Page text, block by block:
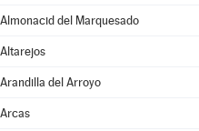
Almonacid del Marquesado
Altarejos
Arandilla del Arroyo
Arcas